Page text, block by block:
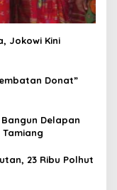
Jokowi Kini
Donat”
Delapan
23 Ribu Polhut